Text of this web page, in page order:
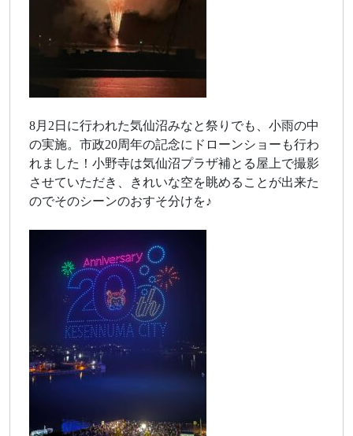
8月2日に行われた気仙沼みなと祭りでも、小雨の中
の実施。市政20周年の記念にドローンショーも行わ
れました！小野寺は気仙沼プラザ補とる屋上で撮影
させていただき、きれいな空を眺めることが出来た
のでそのシーンのおすそ分けを♪